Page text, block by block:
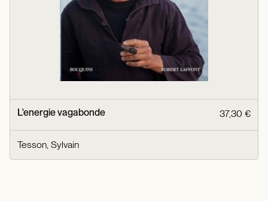
L'energie vagabonde 37,30 €
Tesson, Sylvain